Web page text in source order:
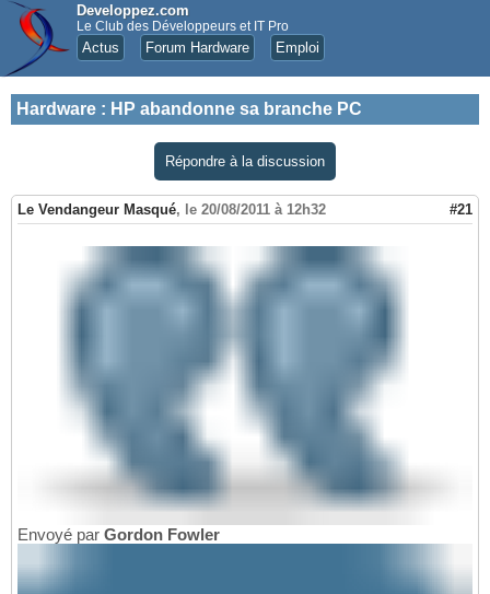
Developpez.com
Le Club des Développeurs et IT Pro
Actus Forum Hardware Emploi
Hardware : HP abandonne sa branche PC
Répondre à la discussion
Le Vendangeur Masqué, le 20/08/2011 à 12h32 #21
Envoyé par Gordon Fowler